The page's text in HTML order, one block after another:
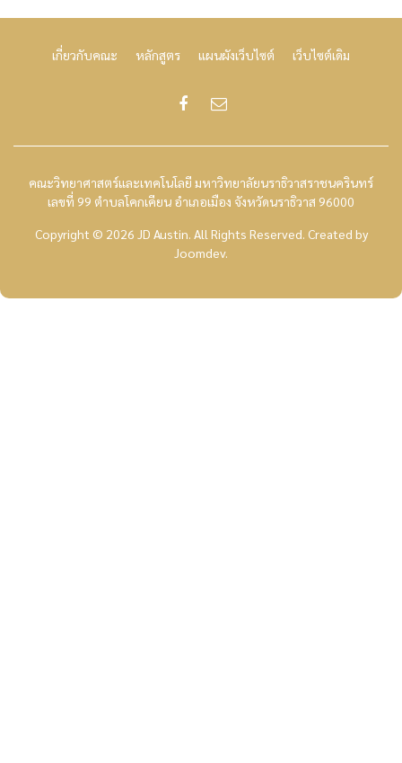
เกี่ยวกับคณะ หลักสูตร แผนผังเว็บไซต์ เว็บไซต์เดิม
คณะวิทยาศาสตร์และเทคโนโลยี มหาวิทยาลัยนราธิวาสราชนครินทร์
เลขที่ 99 ตำบลโคกเคียน อำเภอเมือง จังหวัดนราธิวาส 96000
Copyright © 2026 JD Austin. All Rights Reserved. Created by
Joomdev.